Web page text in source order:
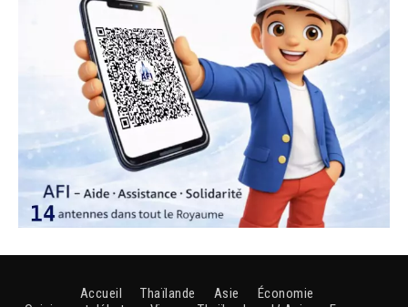
Accueil Thaïlande Asie
Économie